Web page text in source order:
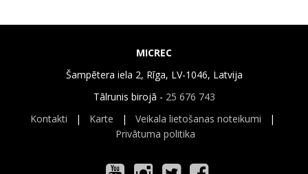
MICREC
Šampētera iela 2, Rīga, LV-1046, Latvija
Tālrunis birojā - 25 676 743
Kontakti | Karte | Veikala lietošanas noteikumi |
Privātuma politika